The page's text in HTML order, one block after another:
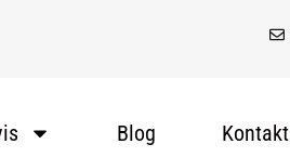
Blog Kontakt